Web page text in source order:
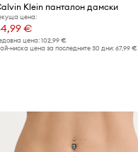
Klein панталон дамски
цена:
€
цена: 102,99 €
ниска цена за последните 30 дни: 67,99 €